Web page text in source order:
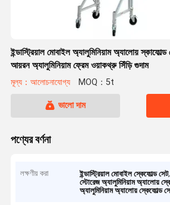
ইন্ডাস্ট্রিয়াল মোবাইল অ্যালুমিনিয়াম অ্যালোয়
আয়রন অ্যালুমিনিয়াম ফ্রেম ওয়াকথ্রু সিঁড়ি গুদাম
মূল্য：আলোচনাযোগ্য MOQ：5t
ভালো দাম
পণ্যের বর্ণনা
লক্ষণীয় করা ইন্ডাস্ট্রিয়াল মোবাইল স্কেফোল্ড সেট,
স্টোরেজ অ্যালুমিনিয়াম অ্যালোয়
অ্যালুমিনিয়াম অ্যালোয় স্কেফোল্ড